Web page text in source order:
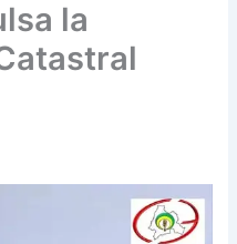
e
la